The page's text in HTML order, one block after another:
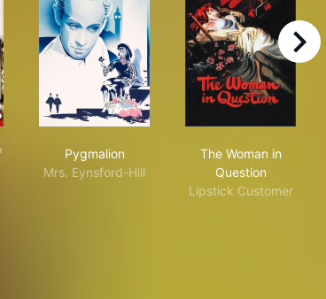
Pygmalion
Mrs. Eynsford-Hill
The Woman in
Question
Lipstick Customer
right